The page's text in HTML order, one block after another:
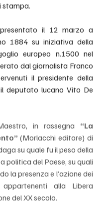
stampa.
il 12 marzo a
1884 su iniziativa della
europeo n.1500 nel
dal giornalista Franco
il presidente della
deputato lucano Vito De
in rassegna “La
su quale fu il peso della
politica del Paese, su quali
la presenza e l’azione dei
alla Libera
del XX secolo.